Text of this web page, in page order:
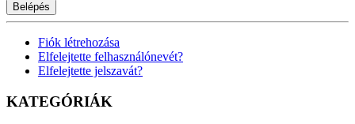
Belépés
Fiók létrehozása
Elfelejtette felhasználónevét?
Elfelejtette jelszavát?
KATEGÓRIÁK